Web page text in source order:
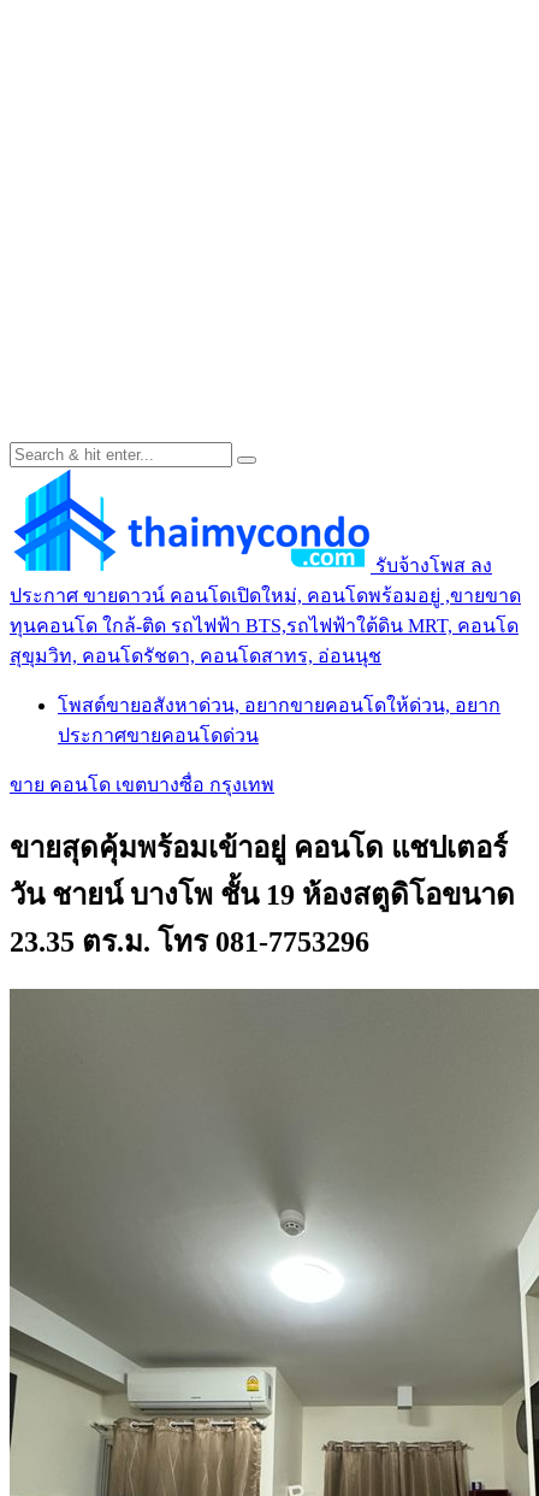
รับจ้างโพส ลง
ประกาศ ขายดาวน์ คอนโดเปิดใหม่, คอนโดพร้อมอยู่ ,ขายขาด
ทุนคอนโด ใกล้-ติด รถไฟฟ้า BTS,รถไฟฟ้าใต้ดิน MRT, คอนโด
สุขุมวิท, คอนโดรัชดา, คอนโดสาทร, อ่อนนุช
โพสต์ขายอสังหาด่วน, อยากขายคอนโดให้ด่วน, อยาก
ประกาศขายคอนโดด่วน
ขาย คอนโด เขตบางซื่อ กรุงเทพ
ขายสุดคุ้มพร้อมเข้าอยู่ คอนโด แชปเตอร์
วัน ชายน์ บางโพ ชั้น 19 ห้องสตูดิโอขนาด
23.35 ตร.ม. โทร 081-7753296